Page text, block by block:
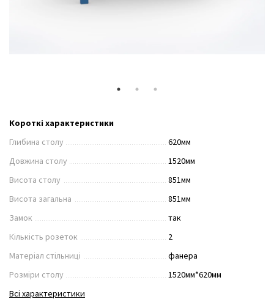
Короткі характеристики
Глибина столу
620мм
Довжина столу
1520мм
Висота столу
851мм
Висота загальна
851мм
Замок
так
Кількість розеток
2
Матеріал стільниці
фанера
Розміри столу
1520мм*620мм
Всі характеристики